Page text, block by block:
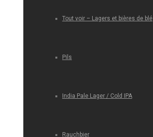
Tout voir – Lagers et bières de blé
Pils
India Pale Lager / Cold IPA
Rauchbier